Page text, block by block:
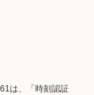
は、「時刻認証